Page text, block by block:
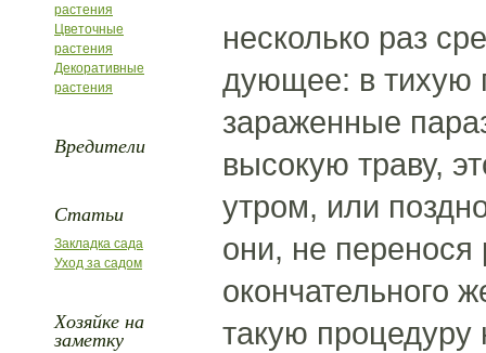
растения
Цветочные
растения
Декоративные
растения
Вредители
Статьи
Закладка сада
Уход за садом
Хозяйке на
заметку
несколько раз
дующее: в тихую
зараженные
высокую траву,
утром, или
они, не
окончательного
такую процедуру